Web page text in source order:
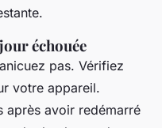
échouée
pas. Vérifiez
votre appareil.
après avoir redémarré